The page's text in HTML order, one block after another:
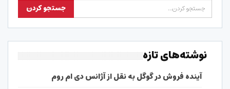
نوشته‌های تازه
آینده فروش در گوگل به نقل از آژانس دی ام روم